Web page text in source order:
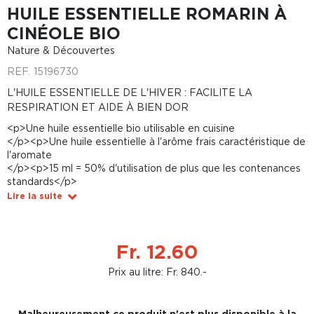
HUILE ESSENTIELLE ROMARIN À
CINÉOLE BIO
Nature & Découvertes
REF. 15196730
L'HUILE ESSENTIELLE DE L'HIVER : FACILITE LA
RESPIRATION ET AIDE À BIEN DOR
<p>Une huile essentielle bio utilisable en cuisine
</p><p>Une huile essentielle à l'arôme frais caractéristique de
l'aromate
</p><p>15 ml = 50% d'utilisation de plus que les contenances
standards</p>
Lire la suite
Fr. 12.60
Prix au litre: Fr. 840.-